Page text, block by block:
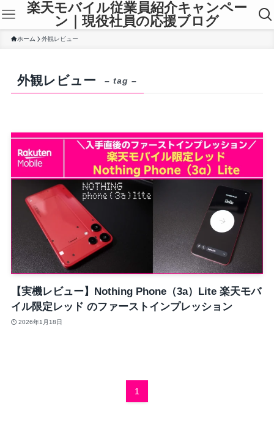
楽天モバイル従業員紹介キャンペー
ン｜現役社員の応援ブログ
ホーム 外観レビュー
外観レビュー – tag –
【実機レビュー】Nothing Phone（3a）Lite 楽天モバ
イル限定レッド のファーストインプレッション
2026年1月18日
1